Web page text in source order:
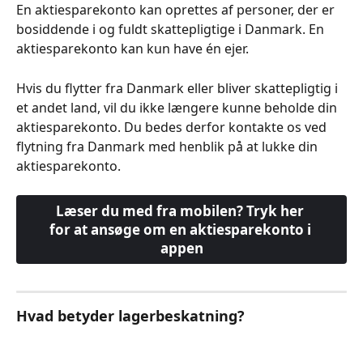
En aktiesparekonto kan oprettes af personer, der er
bosiddende i og fuldt skattepligtige i Danmark. En
aktiesparekonto kan kun have én ejer.
Hvis du flytter fra Danmark eller bliver skattepligtig i
et andet land, vil du ikke længere kunne beholde din
aktiesparekonto. Du bedes derfor kontakte os ved
flytning fra Danmark med henblik på at lukke din
aktiesparekonto.
Læser du med fra mobilen? Tryk her
for at ansøge om en aktiesparekonto i
appen
Hvad betyder lagerbeskatning?